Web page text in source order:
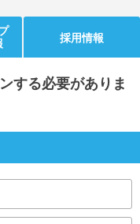
よくある質問
採用情報
する必要がありま